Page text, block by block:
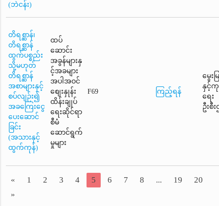
(ဘဲငန်း)
တိရစ္ဆာန်၊
တိရစ္ဆာန်
ထွက်ပစ္စည်း
သို့မဟုတ်
တိရစ္ဆာန်
အစာများနှင့်
စပ်လျဉ်း၍
အခကြေးငွေ
ပေးဆောင်
ခြင်း
(အသားနှင့်
ထွက်ကုန်)
ထပ်
ဆောင်း
အခွန်များနှ
င့်အခများ
အပါအဝင်
စျေးနှုန်း
ထိန်းချုပ်
ရေးဆိုင်ရာ
စီမံ
ဆောင်ရွက်
မှုများ
F69 ကြည့်ရန်
မွေး
နှင့်
ရေး
ဦးစီး
« 1 2 3 4 5 6 7 8 ... 19
20
»